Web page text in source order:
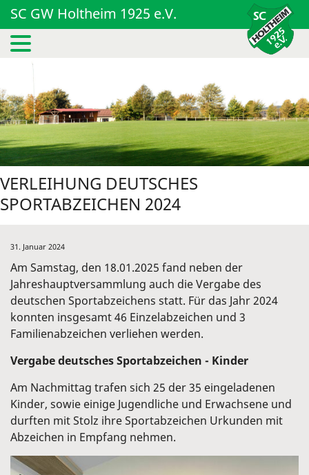
SC GW Holtheim 1925 e.V.
VERLEIHUNG DEUTSCHES
SPORTABZEICHEN 2024
31. Januar 2024
Am Samstag, den 18.01.2025 fand neben der
Jahreshauptversammlung auch die Vergabe des
deutschen Sportabzeichens statt. Für das Jahr 2024
konnten insgesamt 46 Einzelabzeichen und 3
Familienabzeichen verliehen werden.
Vergabe deutsches Sportabzeichen - Kinder
Am Nachmittag trafen sich 25 der 35 eingeladenen
Kinder, sowie einige Jugendliche und Erwachsene und
durften mit Stolz ihre Sportabzeichen Urkunden mit
Abzeichen in Empfang nehmen.